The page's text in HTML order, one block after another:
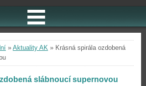
» Aktuality AK » Krásná spirála ozdobená
slábnoucí supernovou